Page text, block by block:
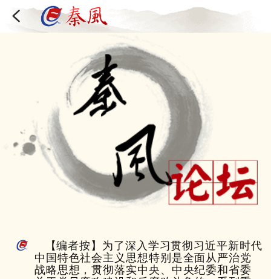
【编者按】为了深入学习贯彻习近平新时代
中国特色社会主义思想特别是全面从严治党
战略思想，贯彻落实中央、中央纪委和省委